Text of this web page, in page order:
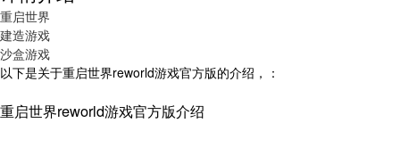
重启世界
建造游戏
沙盒游戏
以下是关于重启世界reworld游戏官方版的介绍，：
重启世界reworld游戏官方版介绍